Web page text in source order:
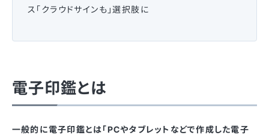
ス「クラウドサインも」選択肢に
電子印鑑とは
一般的に電子印鑑とは「PCやタブレットなどで作成した電子